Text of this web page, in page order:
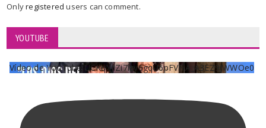
Onlyregisteredusers can comment.
YOUTUBE
Vídeo de YouTube UCKqYjiZi7lzy6gqU6pFVFiA_A3EZ9JWWOe0